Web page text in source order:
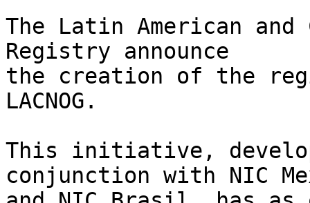
The Latin American
Registry announce
the creation of the
LACNOG.
This initiative,
conjunction with NIC